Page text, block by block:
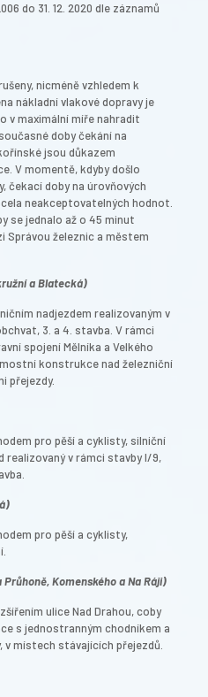
do 31. 12. 2020 dle záznamů
nicméně vzhledem k
nákladní vlakové dopravy je
v maximální míře nahradit
doby čekání na
jsou důkazem
V momentě, kdyby došlo
čekací doby na úrovňových
neakceptovatelných hodnot.
se jednalo až o 45 minut
Správou železnic a městem
a Blatecká)
nadjezdem realizovaným v
3. a 4. stavba. V rámci
spojení Mělníka a Velkého
konstrukce nad železniční
přejezdy.
pro pěší a cyklisty, silniční
realizovaný v rámci stavby I/9,
pro pěší a cyklisty,
Komenského a Na Ráji)
ulice Nad Drahou, coby
s jednostranným chodníkem a
v místech stávajících přejezdů.